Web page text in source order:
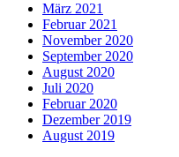
März 2021
Februar 2021
November 2020
September 2020
August 2020
Juli 2020
Februar 2020
Dezember 2019
August 2019